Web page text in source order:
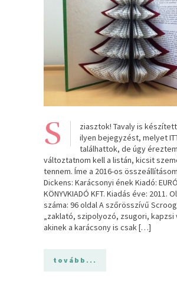
S
ziasztok! Tavaly is
ilyen bejegyzést, melyet
találhattok, de úgy
változtatnom kell a listán, kicsit
tennem. Íme a 2016-os
Dickens: Karácsonyi ének Kiadó:
KÖNYVKIADÓ KFT. Kiadás éve: 2011.
száma: 96 oldal A szőrösszívű
„zaklató, szipolyozó, zsugori, kapzsi
akinek a karácsony is csak […]
tovább...